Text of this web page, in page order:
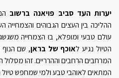
יערות העד סביב פויאנה ברשוב
ההליכה בין העצים הגבוהים
עולם טבעי ומופלא, בו הצמחייה
הטיול נגיע לאוכף של בראן, שם
המרחבים הרחבים וההרריים. זהו מסלול
המתאים לאוהבי טבע ולמי שמחפש טיול